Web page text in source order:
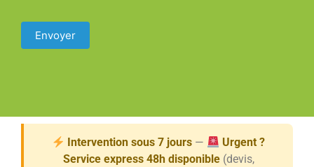
Envoyer
Intervention sous 7 jours —
Urgent ?
Service express 48h disponible(devis,